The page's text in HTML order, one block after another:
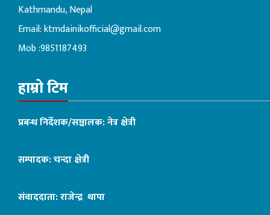
Kathmandu, Nepal
Email:ktmdainikofficial@gmail.com
Mob :9851187493
हाम्रो टिम
प्रबन्ध निर्देशक/सञ्चालक: नेत्र क्षेत्री
सम्पादक: चन्दा क्षेत्री
संवाददाता: राजेन्द्र थापा